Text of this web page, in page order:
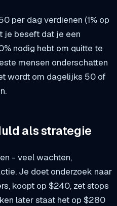
per dag verdienen (1% op
je beseft dat je een
nodig hebt om quitte te
mensen onderschatten
wordt om dagelijks 50 of
als strategie
- veel wachten,
Je doet onderzoek naar
koopt op $240, zet stops
later staat het op $280